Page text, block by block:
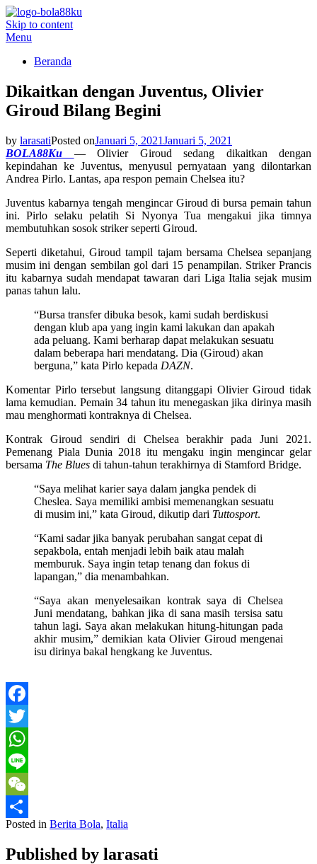
BOLA88KU.ID
Berita Bola Terbaru dan Terhangat
Skip to content
Menu
Beranda
Dikaitkan dengan Juventus, Olivier
Giroud Bilang Begini
by larasatiPosted onJanuari 5, 2021Januari 5, 2021
BOLA88Ku
— Olivier Giroud sedang dikaitkan dengan
kepindahan ke Juventus, menyusul pernyataan yang dilontarkan
Andrea Pirlo. Lantas, apa respon pemain Chelsea itu?
Juventus kabarnya tengah mengincar Giroud di bursa pemain tahun
ini. Pirlo selaku pelatih Si Nyonya Tua mengakui jika timnya
membutuhkan sosok striker seperti Giroud.
Seperti diketahui, Giroud tampil tajam bersama Chelsea sepanjang
musim ini dengan sembilan gol dari 15 penampilan. Striker Prancis
itu kabarnya sudah mendapat tawaran dari Liga Italia sejak musim
panas tahun lalu.
“Bursa transfer dibuka besok, kami sudah berdiskusi
dengan klub apa yang ingin kami lakukan dan apakah
ada peluang. Kami berharap dapat melakukan sesuatu
dalam beberapa hari mendatang. Dia (Giroud) akan
berguna,” kata Pirlo kepada DAZN.
Komentar Pirlo tersebut langsung ditanggapi Olivier Giroud tidak
lama kemudian. Pemain 34 tahun itu menegaskan jika dirinya masih
mau menghormati kontraknya di Chelsea.
Kontrak Giroud sendiri di Chelsea berakhir pada Juni 2021.
Pemenang Piala Dunia 2018 itu mengaku ingin mengincar gelar
bersama The Blues di tahun-tahun terakhirnya di Stamford Bridge.
“Saya melihat karier saya dalam jangka pendek di
Cheslea. Saya memiliki ambisi memenangkan sesuatu
di musim ini,” kata Giroud, dikutip dari Tuttosport.
“Kami sadar jika banyak perubahan sangat cepat di
sepakbola, entah menjadi lebih baik atau malah
memburuk. Saya ingin tetap tenang dan fokus di
lapangan,” dia menambahkan.
“Saya akan menyelesaikan kontrak saya di Chelsea
Juni mendatang, bahkan jika di sana masih tersisa satu
tahun lagi. Saya akan melakukan hitung-hitungan pada
akhir musim,” demikian kata Olivier Giroud mengenai
isu dirinya bakal hengkang ke Juventus.
Facebook
Twitter
WhatsApp
Line
WeChat
Share
Posted in Berita Bola, Italia
Published by larasati